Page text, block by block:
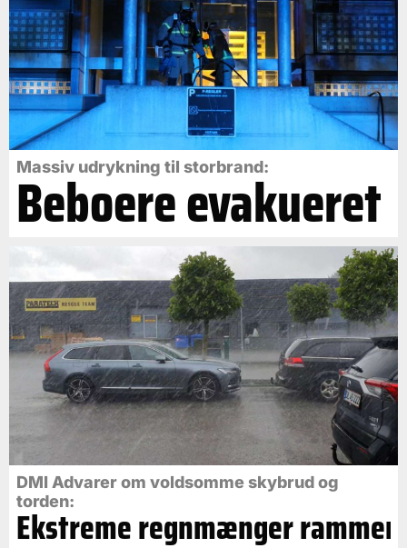
Massiv udrykning til storbrand:
Beboere evakueret
DMI Advarer om voldsomme skybrud og
torden:
Ekstreme regnmænger rammer